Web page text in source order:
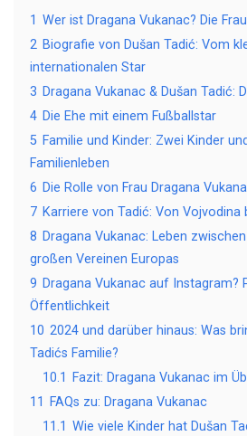
1 Wer ist Dragana Vukanac? Die
2 Biografie von Dušan Tadić: Vom
internationalen Star
3 Dragana Vukanac & Dušan Tadić:
4 Die Ehe mit einem Fußballstar
5 Familie und Kinder: Zwei Kinder
Familienleben
6 Die Rolle von Frau Dragana
7 Karriere von Tadić: Von
8 Dragana Vukanac: Leben
großen Vereinen Europas
9 Dragana Vukanac auf Instagram?
Öffentlichkeit
10 2024 und darüber hinaus: Was
Tadićs Familie?
10.1
Fazit: Dragana Vukanac im
11
FAQs zu: Dragana Vukanac
11.1 Wie viele Kinder hat Dušan